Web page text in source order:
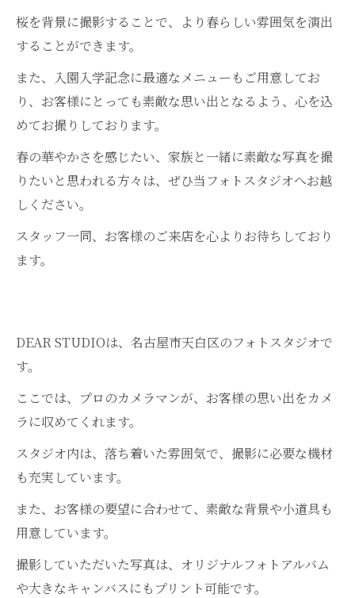
桜を背景に撮影することで、より春らしい雰囲気を演出
することができます。
また、入園入学記念に最適なメニューもご用意してお
り、お客様にとっても素敵な思い出となるよう、心を込
めてお撮りしております。
春の華やかさを感じたい、家族と一緒に素敵な写真を撮
りたいと思われる方々は、ぜひ当フォトスタジオへお越
しください。
スタッフ一同、お客様のご来店を心よりお待ちしており
ます。
DEAR STUDIOは、名古屋市天白区のフォトスタジオで
す。
ここでは、プロのカメラマンが、お客様の思い出をカメ
ラに収めてくれます。
スタジオ内は、落ち着いた雰囲気で、撮影に必要な機材
も充実しています。
また、お客様の要望に合わせて、素敵な背景や小道具も
用意しています。
撮影していただいた写真は、オリジナルフォトアルバム
や大きなキャンバスにもプリント可能です。